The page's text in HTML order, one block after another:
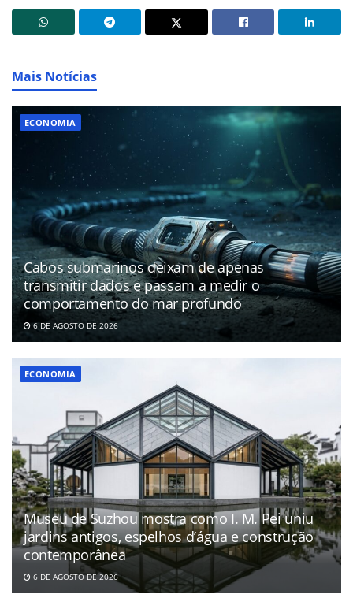
Mais Notícias
ECONOMIA
Cabos submarinos deixam de apenas
transmitir dados e passam a medir o
comportamento do mar profundo
6 DE AGOSTO DE 2026
ECONOMIA
Museu de Suzhou mostra como I. M. Pei uniu
jardins antigos, espelhos d’água e construção
contemporânea
6 DE AGOSTO DE 2026